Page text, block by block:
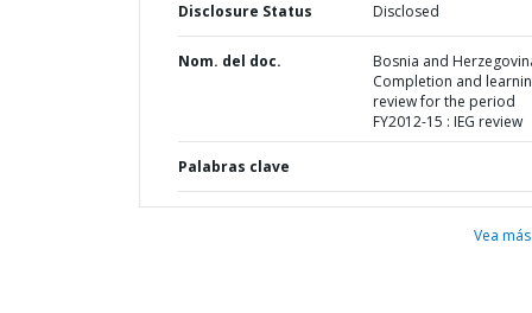
Disclosure Status Disclosed
Nom. del doc.
Bosnia and
Completion and
review for the period
FY2012-15 : IEG review
Palabras clave
Vea más